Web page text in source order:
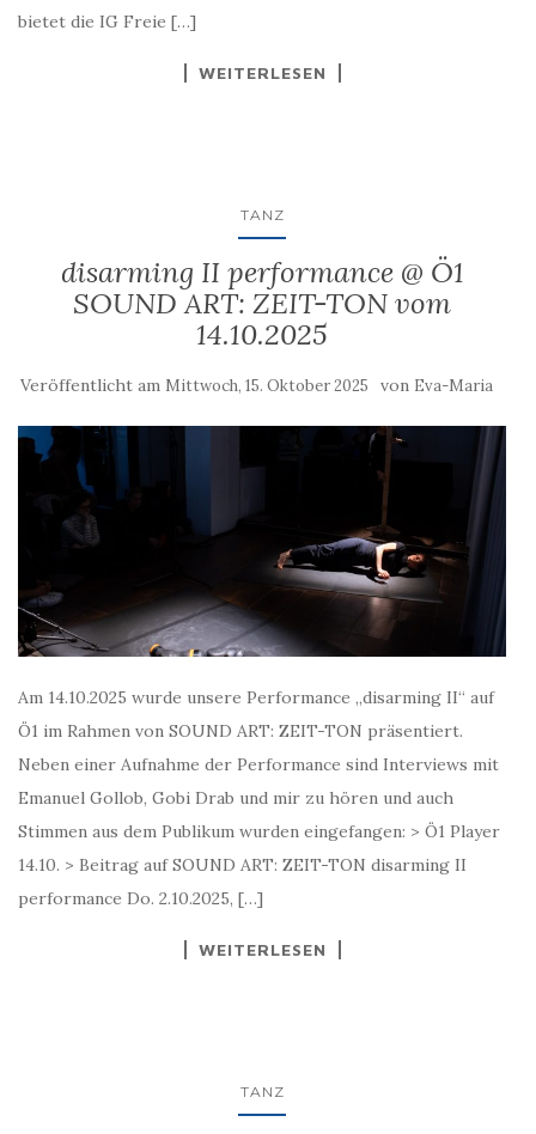
bietet die IG Freie […]
WEITERLESEN
TANZ
disarming II performance @ Ö1
SOUND ART: ZEIT-TON vom
14.10.2025
Veröffentlicht am Mittwoch, 15. Oktober 2025 von Eva-Maria
Am 14.10.2025 wurde unsere Performance „disarming II“ auf
Ö1 im Rahmen von SOUND ART: ZEIT-TON präsentiert.
Neben einer Aufnahme der Performance sind Interviews mit
Emanuel Gollob, Gobi Drab und mir zu hören und auch
Stimmen aus dem Publikum wurden eingefangen: > Ö1 Player
14.10. > Beitrag auf SOUND ART: ZEIT-TON disarming II
performance Do. 2.10.2025, […]
WEITERLESEN
TANZ